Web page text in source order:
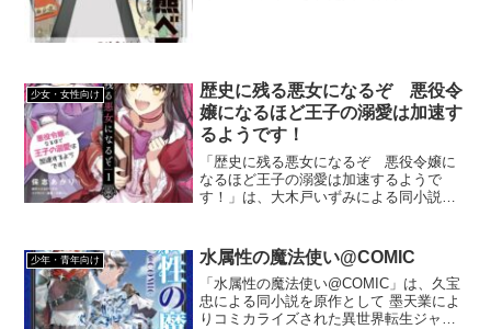
少女・女性向け
歴史に残る悪女になるぞ 悪役令
嬢になるほど王子の溺愛は加速す
るようです！
「歴史に残る悪女になるぞ 悪役令嬢に
なるほど王子の溺愛は加速するようで
す！」は、大木戸いずみによる同小説を
す。悪女に憧れる少女が、異世界に転生
して世界一の悪女を目指す作品です。
少年・青年向け 水属性の魔法使い@COMIC
「水属性の魔法使い@COMIC」は、久宝
忠による同小説を原作として 墨天業によ
りコミカライズされた異世界転生ジャン